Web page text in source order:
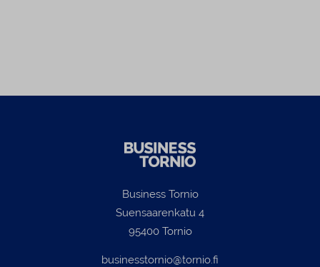
Business Tornio
Suensaarenkatu 4
95400 Tornio
businesstornio@tornio.fi